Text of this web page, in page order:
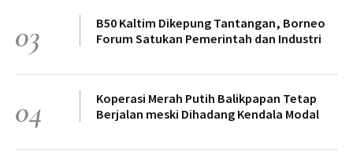
03
B50 Kaltim Dikepung Tantangan, Borneo
Forum Satukan Pemerintah dan Industri
04
Koperasi Merah Putih Balikpapan Tetap
Berjalan meski Dihadang Kendala Modal